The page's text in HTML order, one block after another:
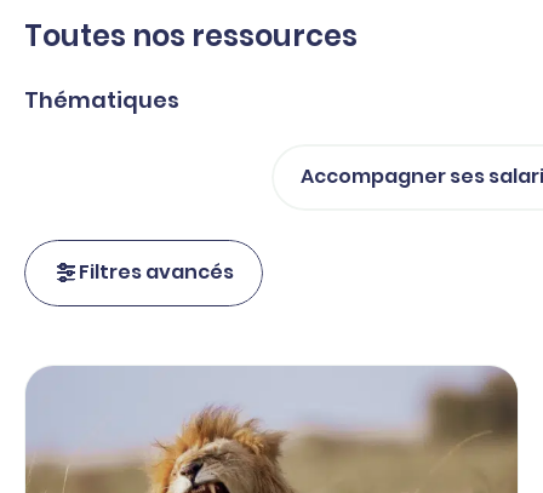
Toutes nos ressources
Thématiques
Accompagner ses
Filtres avancés